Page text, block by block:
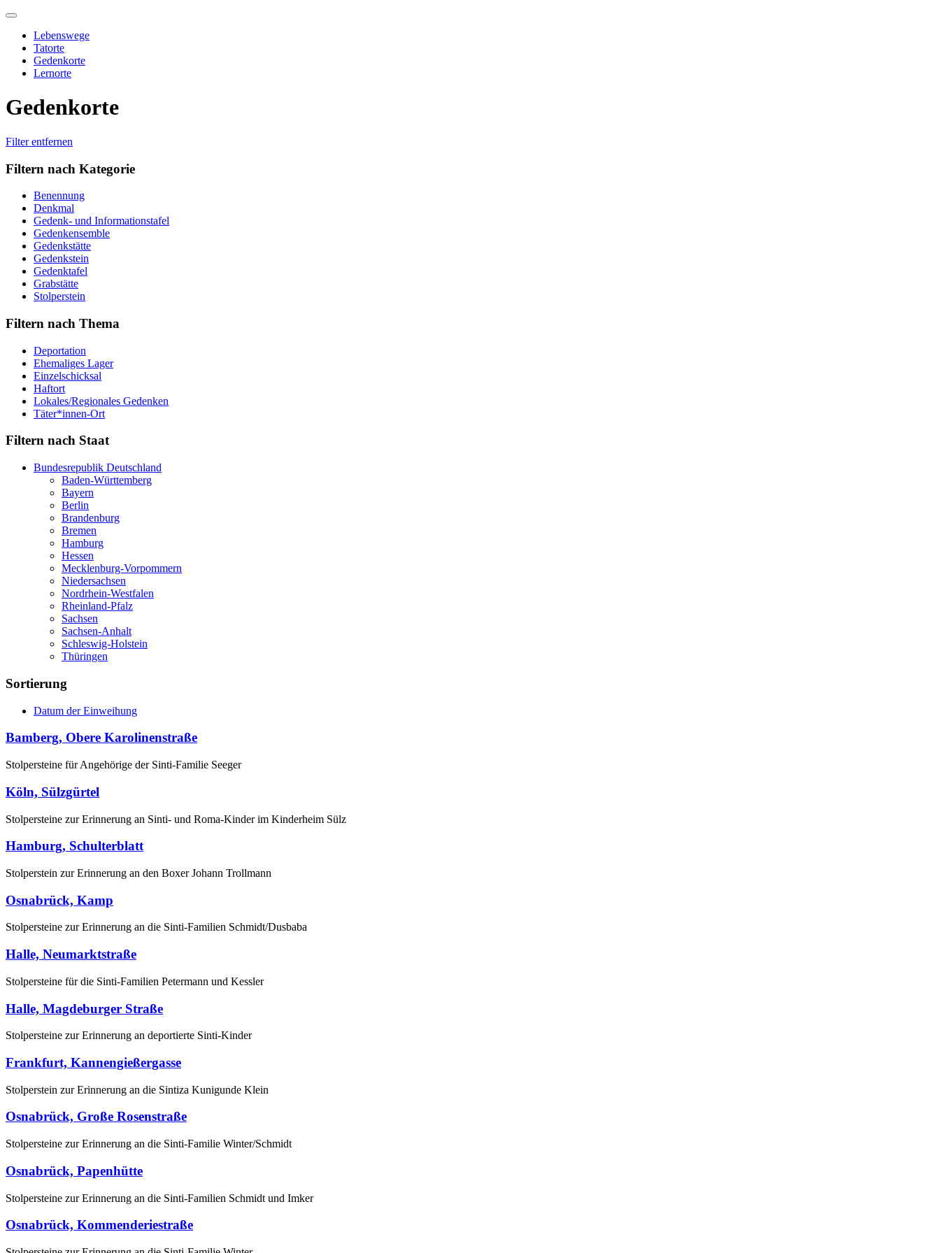
Skip
contentLebenswege
Tatorte
Gedenkorte
Lernorte
Gedenkorte
Filter entfernen
Filtern nach Kategorie
Benennung
Denkmal
Gedenk- und Informationstafel
Gedenkensemble
Gedenkstätte
Gedenkstein
Gedenktafel
Grabstätte
Stolperstein
Filtern nach Thema
Deportation
Ehemaliges Lager
Einzelschicksal
Haftort
Lokales/Regionales Gedenken
Täter*innen-Ort
Filtern nach Staat
Bundesrepublik Deutschland
Baden-Württemberg
Bayern
Berlin
Brandenburg
Bremen
Hamburg
Hessen
Mecklenburg-Vorpommern
Niedersachsen
Nordrhein-Westfalen
Rheinland-Pfalz
Sachsen
Sachsen-Anhalt
Schleswig-Holstein
Thüringen
Sortierung
Datum der Einweihung
Bamberg, Obere Karolinenstraße
Stolpersteine für Angehörige der Sinti-Familie Seeger
Köln, Sülzgürtel
Stolpersteine zur Erinnerung an Sinti- und Roma-Kinder im Kinderheim Sülz
Hamburg, Schulterblatt
Stolperstein zur Erinnerung an den Boxer Johann Trollmann
Osnabrück, Kamp
Stolpersteine zur Erinnerung an die Sinti-Familien Schmidt/Dusbaba
Halle, Neumarktstraße
Stolpersteine für die Sinti-Familien Petermann und Kessler
Halle, Magdeburger Straße
Stolpersteine zur Erinnerung an deportierte Sinti-Kinder
Frankfurt, Kannengießergasse
Stolperstein zur Erinnerung an die Sintiza Kunigunde Klein
Osnabrück, Große Rosenstraße
Stolpersteine zur Erinnerung an die Sinti-Familie Winter/Schmidt
Osnabrück, Papenhütte
Stolpersteine zur Erinnerung an die Sinti-Familien Schmidt und Imker
Osnabrück, Kommenderiestraße